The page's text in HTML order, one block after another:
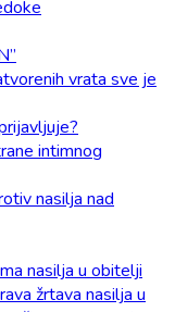
vrata sve je
intimnog
nasilja nad
nasilja u obitelji
žrtava nasilja u